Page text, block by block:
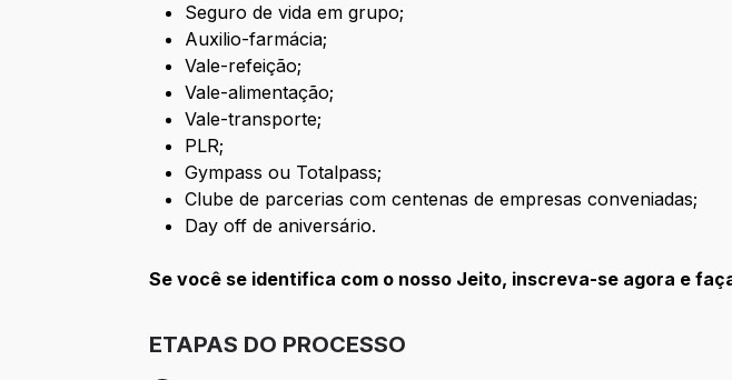
Seguro de vida em grupo;
Auxilio-farmácia;
Vale-refeição;
Vale-alimentação;
Vale-transporte;
PLR;
Gympass ou Totalpass;
Clube de parcerias com centenas de empresas conveniadas;
Day off de aniversário.
Se você se identifica com o nosso Jeito, inscreva-se agora e
ETAPAS DO PROCESSO